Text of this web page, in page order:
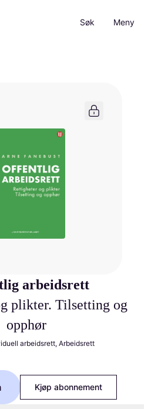
Søk Meny
arbeidsrett
plikter. Tilsetting og
opphør
arbeidsrett, Arbeidsrett
Kjøp abonnement